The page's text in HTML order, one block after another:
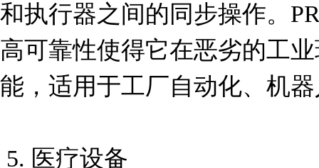
和执行器之间的同步操作。
高可靠性使得它在恶劣的工
能，适用于工厂自动化、机